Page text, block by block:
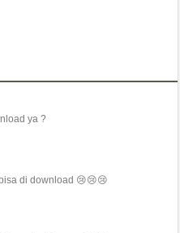
ya ?
di download 😢😢😢